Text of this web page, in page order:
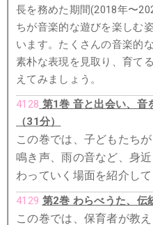
長を務めた期間(2018年〜
ちが音楽的な遊びを楽しむ
います。たくさんの音楽的
素朴な表現を見取り、育て
えてみましょう。
4128 第1巻 音と出会い、音
（31分）
この巻では、子どもたち
鳴き声、雨の音など、身
わっていく場面を紹介して
4129 第2巻 わらべうた、伝
この巻では、保育者が教